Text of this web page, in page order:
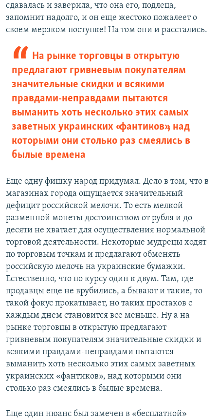
сдавалась и заверила, что она его, подлеца,
запомнит надолго, и он еще жестоко пожалеет о
своем мерзком поступке! На том они и расстались.
На рынке торговцы в открытую
предлагают гривневым покупателям
значительные скидки и всякими
правдами-неправдами пытаются
выманить хоть несколько этих самых
заветных украинских «фантиков», над
которыми они столько раз смеялись в
былые времена
Еще одну фишку народ придумал. Дело в том, что в
магазинах города ощущается значительный
дефицит российской мелочи. То есть мелкой
разменной монеты достоинством от рубля и до
десяти не хватает для осуществления нормальной
торговой деятельности. Некоторые мудрецы ходят
по торговым точкам и предлагают обменять
российскую мелочь на украинские бумажки.
Естественно, что по курсу один к двум. Там, где
продавцы еще не врубились, а бывают и такие, то
такой фокус прокатывает, но таких простаков с
каждым днем становится все меньше. Ну а на
рынке торговцы в открытую предлагают
гривневым покупателям значительные скидки и
всякими правдами-неправдами пытаются
выманить хоть несколько этих самых заветных
украинских «фантиков», над которыми они
столько раз смеялись в былые времена.
Еще один нюанс был замечен в «бесплатной»